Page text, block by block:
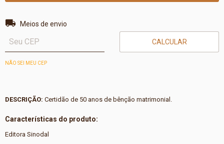
Entregas para o CEP:
Meios de envio
CALCULAR
NÃO SEI MEU CEP
DESCRIÇÃO: Certidão de 50 anos de bênção matrimonial.
Características do produto:
Editora Sinodal